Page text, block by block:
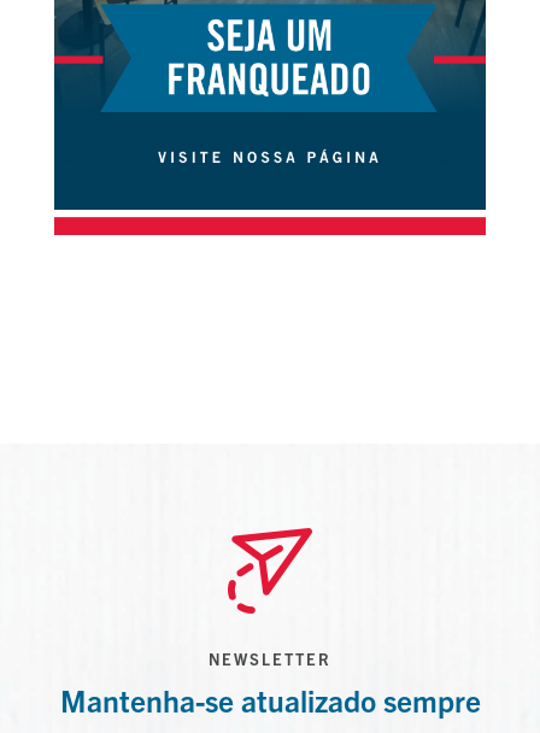
NEWSLETTER
Mantenha-se atualizado sempre